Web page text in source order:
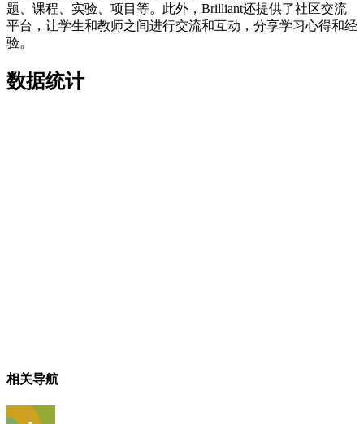
题、课程、实验、项目等。此外，Brilliant还提供了社区交流
平台，让学生和教师之间进行交流和互动，分享学习心得和经
验。
数据统计
相关导航